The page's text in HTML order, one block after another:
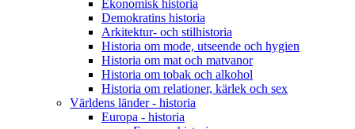
Ekonomisk historia
Demokratins historia
Arkitektur- och stilhistoria
Historia om mode, utseende och hygien
Historia om mat och matvanor
Historia om tobak och alkohol
Historia om relationer, kärlek och sex
Världens länder - historia
Europa - historia